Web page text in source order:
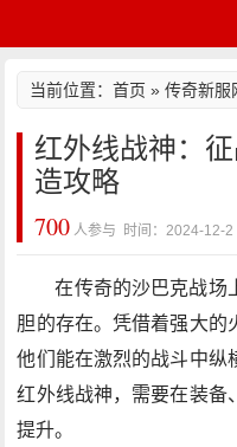
当前位置：首页 »传奇新服
红外线战神：
造攻略
700 人参与 时间：2024-12-
在传奇的沙巴克战场
胆的存在。凭借着强大的
他们能在激烈的战斗中纵
红外线战神，需要在装备
提升。